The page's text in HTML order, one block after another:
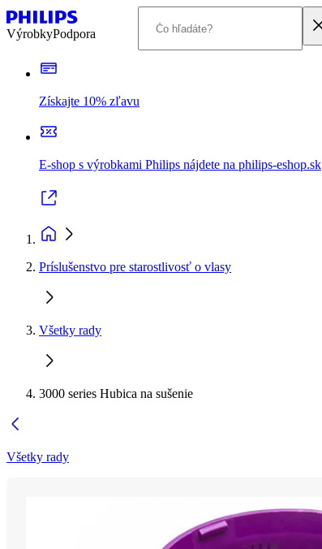
VýrobkyPodpora
Získajte 10% zľavu
E-shop s výrobkami Philips nájdete na philips-eshop.sk
Príslušenstvo pre starostlivosť o vlasy
Všetky rady
3000 series Hubica na sušenie
Všetky rady